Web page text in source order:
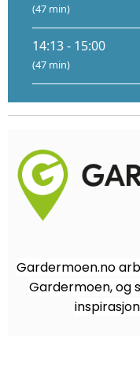
(47 min)
14:13 - 15:00
(47 min)
Gardermoen.no
Gardermoen, og